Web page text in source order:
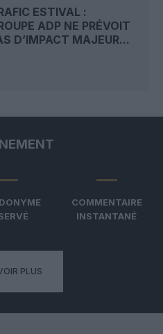
ESTIVAL :
ADP NE PRÉVOIT
D’IMPACT MAJEUR...
COMMENTAIRE
INSTANTANÉ
PLUS